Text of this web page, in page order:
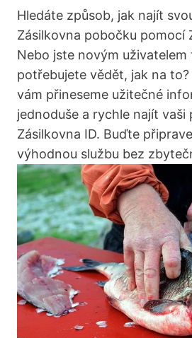
Hledáte způsob, jak najít
Zásilkovna pobočku pomocí
Nebo jste novým uživatelem
potřebujete vědět, jak na
vám přineseme užitečné
jednoduše a rychle najít
Zásilkovna ID. Buďte
výhodnou službu bez